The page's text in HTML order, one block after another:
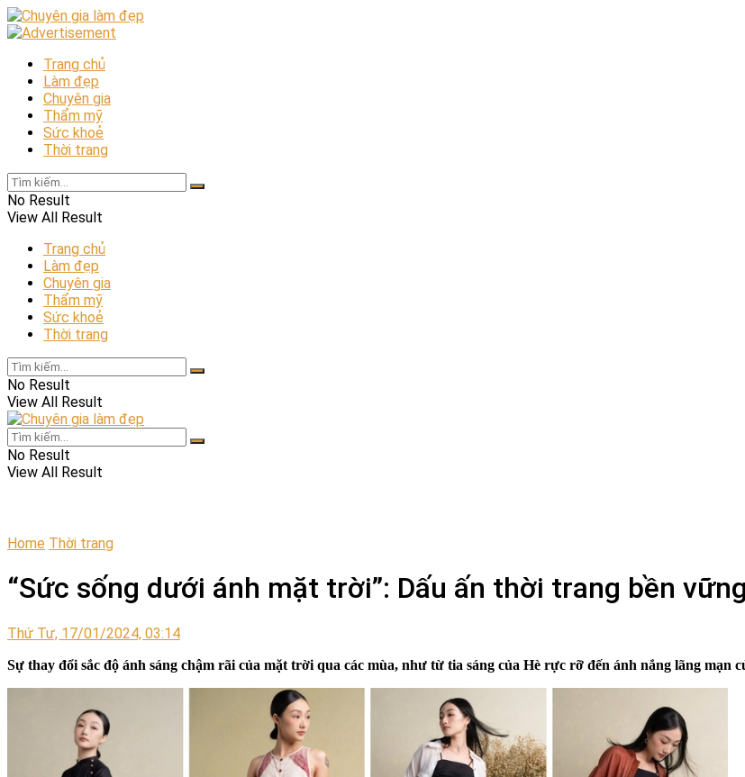
Trang chủ
Làm đẹp
Chuyên gia
Thẩm mỹ
Sức khoẻ
Thời trang
No Result
View All Result
Trang chủ
Làm đẹp
Chuyên gia
Thẩm mỹ
Sức khoẻ
Thời trang
No Result
View All Result
No Result
View All Result
Home Thời trang
“Sức sống dưới ánh mặt trời”: Dấu ấn thời trang bền vững
Thứ Tư, 17/01/2024, 03:14
Sự thay đổi sắc độ ánh sáng chậm rãi của mặt trời qua các mùa, như từ tia sáng của Hè rực rỡ đến ánh nắng lãng mạn